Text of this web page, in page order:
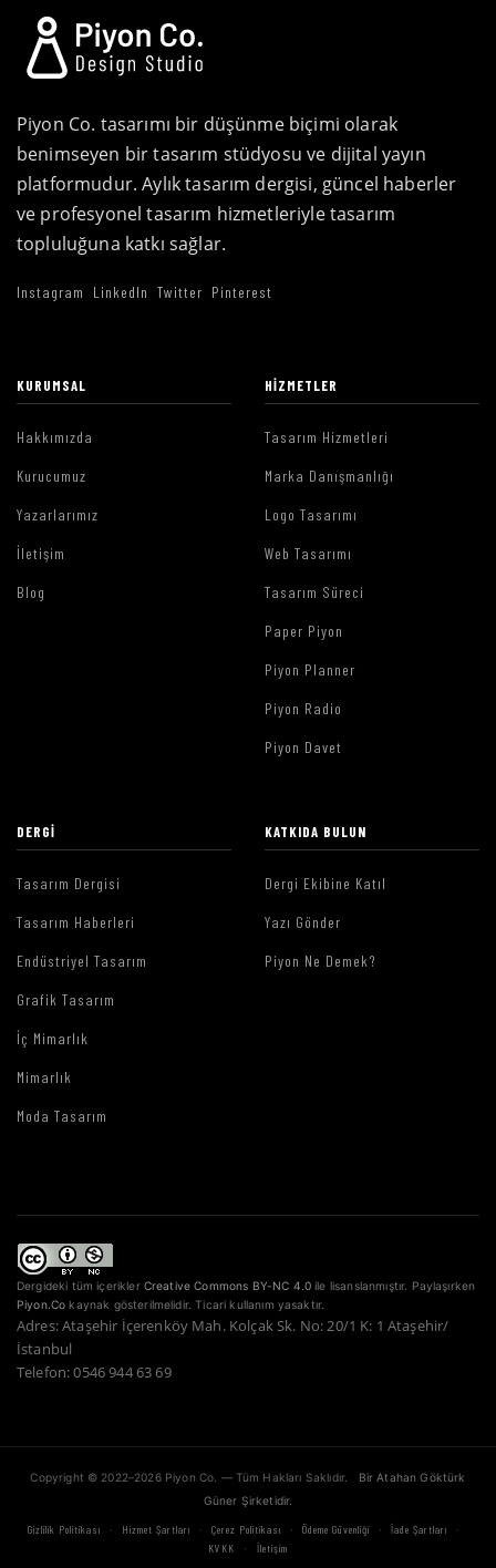
Piyon Co. tasarımı bir düşünme biçimi olarak
benimseyen bir tasarım stüdyosu ve dijital yayın
platformudur. Aylık tasarım dergisi, güncel haberler
ve profesyonel tasarım hizmetleriyle tasarım
topluluğuna katkı sağlar.
Instagram LinkedIn Twitter Pinterest
KURUMSAL
Hakkımızda
Kurucumuz
Yazarlarımız
İletişim
Blog
HIZMETLER
Tasarım Hizmetleri
Marka Danışmanlığı
Logo Tasarımı
Web Tasarımı
Tasarım Süreci
Paper Piyon
Piyon Planner
Piyon Radio
Piyon Davet
DERGI
Tasarım Dergisi
Tasarım Haberleri
Endüstriyel Tasarım
Grafik Tasarım
İç Mimarlık
Mimarlık
Moda Tasarım
KATKIDA BULUN
Dergi Ekibine Katıl
Yazı Gönder
Piyon Ne Demek?
Dergideki tüm içerikler Creative Commons BY-NC 4.0 ile lisanslanmıştır. Paylaşırken
Piyon.Co kaynak gösterilmelidir. Ticari kullanım yasaktır.
Adres: Ataşehir İçerenköy Mah. Kolçak Sk. No: 20/1 K: 1 Ataşehir/
İstanbul
Telefon: 0546 944 63 69
Copyright © 2022–2026 Piyon Co. — Tüm Hakları Saklıdır.
Bir Atahan Göktürk
Güner Şirketidir.
Gizlilik Politikası · Hizmet Şartları · Çerez Politikası · Ödeme Güvenliği · İade Şartları ·
KVKK · İletişim